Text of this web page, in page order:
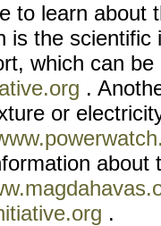
to learn about
is the
which can
.
or
.